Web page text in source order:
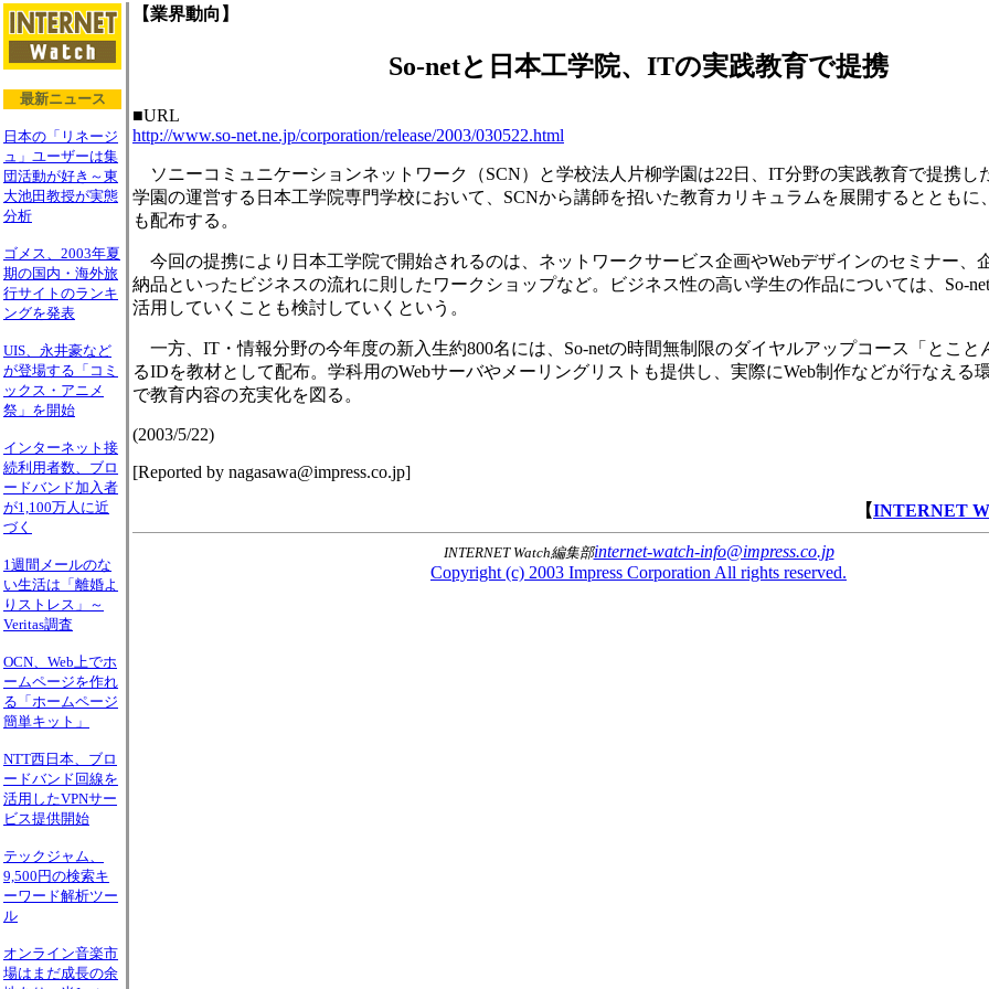
最新ニュース
日本の「リネージ
ュ」ユーザーは集
団活動が好き～東
大池田教授が実態
分析
ゴメス、2003年夏
期の国内・海外旅
行サイトのランキ
ングを発表
UIS、永井豪など
が登場する「コミ
ックス・アニメ
祭」を開始
インターネット接
続利用者数、ブロ
ードバンド加入者
が1,100万人に近
づく
1週間メールのな
い生活は「離婚よ
りストレス」～
Veritas調査
OCN、Web上でホ
ームページを作れ
る「ホームページ
簡単キット」
NTT西日本、ブロ
ードバンド回線を
活用したVPNサー
ビス提供開始
テックジャム、
9,500円の検索キ
ーワード解析ツー
ル
オンライン音楽市
場はまだ成長の余
【業界動向】
So-netと日本工学院、ITの実践教育で提携
■URL
http://www.so-net.ne.jp/corporation/release/2003/030522.html
ソニーコミュニケーションネットワーク（SCN）と学校法人片柳学園は22日、IT分野の実践教育で提携し
学園の運営する日本工学院専門学校において、SCNから講師を招いた教育カリキュラムを展開するとともに
も配布する。
今回の提携により日本工学院で開始されるのは、ネットワークサービス企画やWebデザインのセミナー、
納品といったビジネスの流れに則したワークショップなど。ビジネス性の高い学生の作品については、So-
活用していくことも検討していくという。
一方、IT・情報分野の今年度の新入生約800名には、So-netの時間無制限のダイヤルアップコース「とこと
るIDを教材として配布。学科用のWebサーバやメーリングリストも提供し、実際にWeb制作などが行なえる
で教育内容の充実化を図る。
(2003/5/22)
[Reported by nagasawa@impress.co.jp]
【INTERNET
INTERNET Watch編集部internet-watch-info@impress.co.jp
Copyright (c) 2003 Impress Corporation All rights reserved.